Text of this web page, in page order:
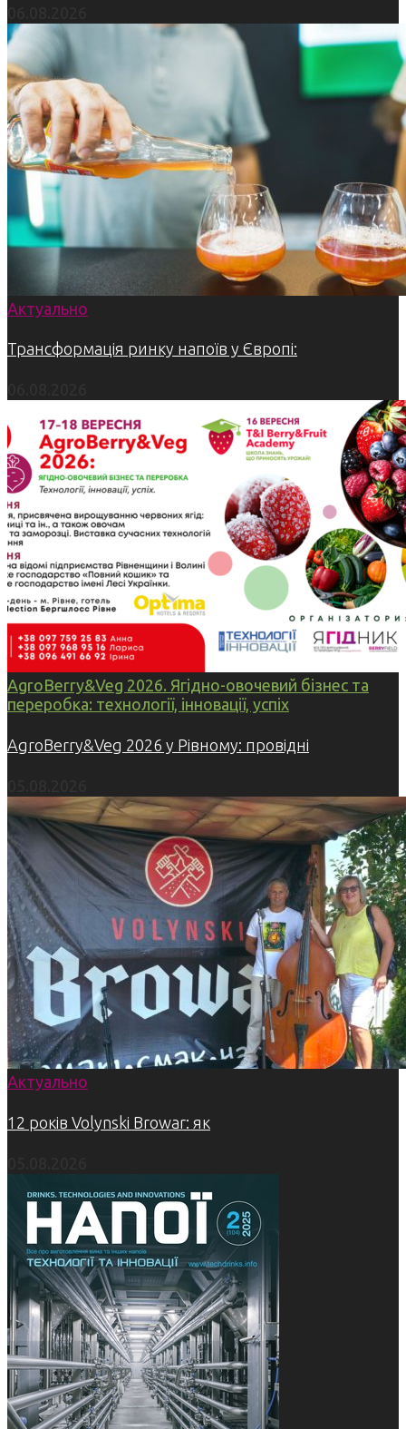
Актуально
Трансформація ринку напоїв у Європі:
AgroBerry&Veg 2026. Ягідно-овочевий бізнес та
переробка: технології, інновації, успіх
AgroBerry&Veg 2026 у Рівному: провідні
Актуально
12 років Volynski Browar: як